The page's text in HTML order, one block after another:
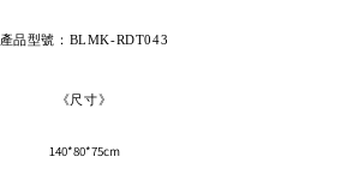
產品型號 ：BLMK-RDT043
《尺寸》
140*80*75cm